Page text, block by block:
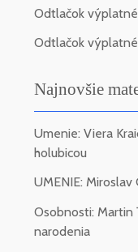
Odtlačok
Odtlačok
Najnovšie
Umenie: Viera
holubicou
UMENIE:
Osobnosti: Martin
narodenia